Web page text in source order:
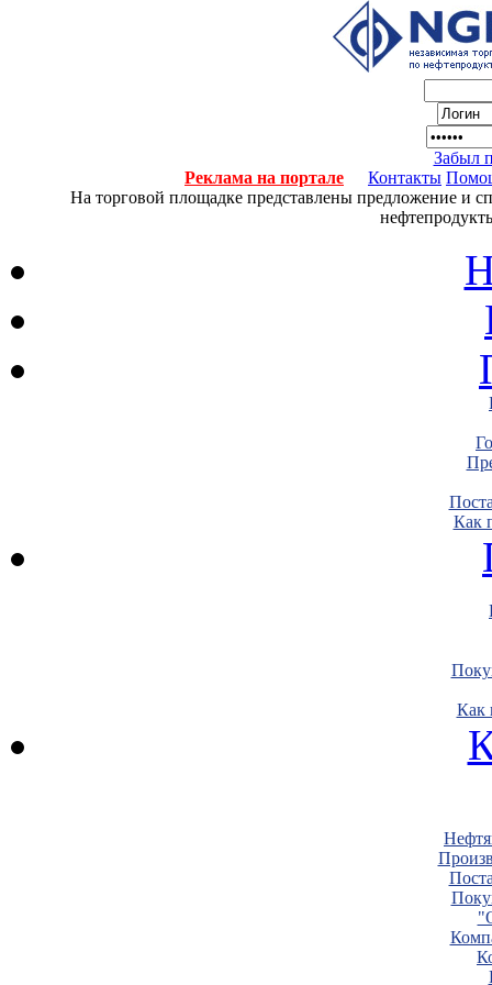
Забыл
Реклама на портале
Контакты
На торговой площадке представлены предложение и
Как
Как